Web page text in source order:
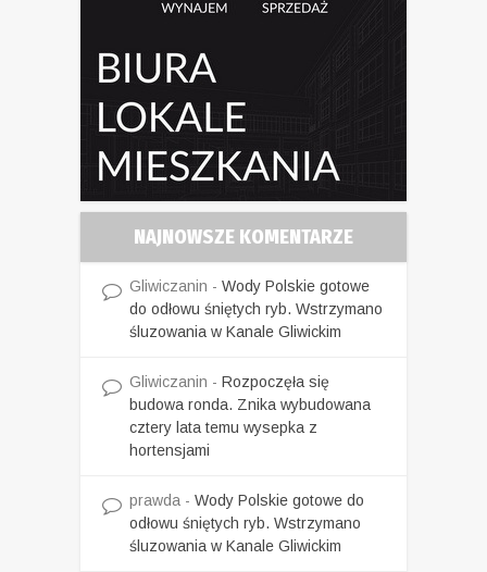
NAJNOWSZE KOMENTARZE
Gliwiczanin - Wody Polskie gotowe
do odłowu śniętych ryb. Wstrzymano
śluzowania w Kanale Gliwickim
Gliwiczanin - Rozpoczęła się
budowa ronda. Znika wybudowana
cztery lata temu wysepka z
hortensjami
prawda - Wody Polskie gotowe do
odłowu śniętych ryb. Wstrzymano
śluzowania w Kanale Gliwickim